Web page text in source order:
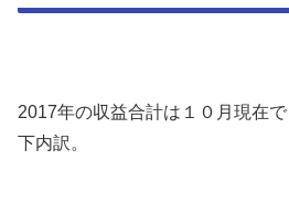
2017年の収益合計は１０月現在で
下内訳。